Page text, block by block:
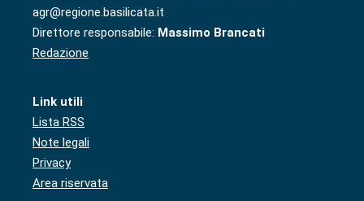
agr@regione.basilicata.it
Direttore responsabile: Massimo Brancati
Redazione
Link utili
Lista RSS
Note legali
Privacy
Area riservata